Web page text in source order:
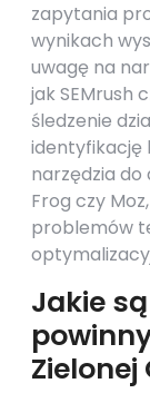
zapytania
wynikach
uwagę na
jak SEMrush
śledzenie
identyfikację
narzędzia do
Frog czy
problemów
Jakie
Zielonej